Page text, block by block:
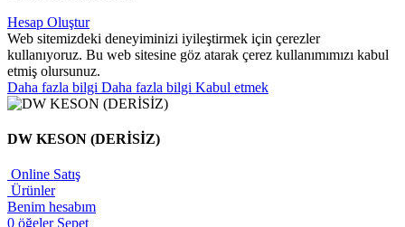
Hesap Oluştur
Web sitemizdeki deneyiminizi iyileştirmek için çerezler
kullanıyoruz. Bu web sitesine göz atarak çerez kullanımımızı kabul
etmiş olursunuz.
Daha fazla bilgi Daha fazla bilgi Kabul etmek
DW KESON (DERİSİZ)
Online Satış
Ürünler
Benim hesabım
0 öğeler Sepet